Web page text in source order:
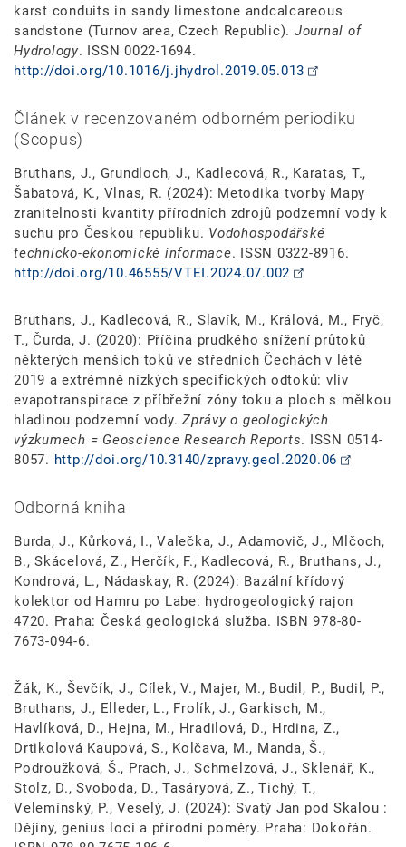
karst conduits in sandy limestone andcalcareous
sandstone (Turnov area, Czech Republic). Journal of
Hydrology. ISSN 0022-1694.
http://doi.org/10.1016/j.jhydrol.2019.05.013
Článek v recenzovaném odborném periodiku
(Scopus)
Bruthans, J., Grundloch, J., Kadlecová, R., Karatas, T.,
Šabatová, K., Vlnas, R. (2024): Metodika tvorby Mapy
zranitelnosti kvantity přírodních zdrojů podzemní vody k
suchu pro Českou republiku. Vodohospodářské
technicko-ekonomické informace. ISSN 0322-8916.
http://doi.org/10.46555/VTEI.2024.07.002
Bruthans, J., Kadlecová, R., Slavík, M., Králová, M., Fryč,
T., Čurda, J. (2020): Příčina prudkého snížení průtoků
některých menších toků ve středních Čechách v létě
2019 a extrémně nízkých specifických odtoků: vliv
evapotranspirace z příbřežní zóny toku a ploch s mělkou
hladinou podzemní vody. Zprávy o geologických
výzkumech = Geoscience Research Reports. ISSN 0514-
8057. http://doi.org/10.3140/zpravy.geol.2020.06
Odborná kniha
Burda, J., Kůrková, I., Valečka, J., Adamovič, J., Mlčoch,
B., Skácelová, Z., Herčík, F., Kadlecová, R., Bruthans, J.,
Kondrová, L., Nádaskay, R. (2024): Bazální křídový
kolektor od Hamru po Labe: hydrogeologický rajon
4720. Praha: Česká geologická služba. ISBN 978-80-
7673-094-6.
Žák, K., Ševčík, J., Cílek, V., Majer, M., Budil, P., Budil, P.,
Bruthans, J., Elleder, L., Frolík, J., Garkisch, M.,
Havlíková, D., Hejna, M., Hradilová, D., Hrdina, Z.,
Drtikolová Kaupová, S., Kolčava, M., Manda, Š.,
Podroužková, Š., Prach, J., Schmelzová, J., Sklenář, K.,
Stolz, D., Svoboda, D., Tasáryová, Z., Tichý, T.,
Velemínský, P., Veselý, J. (2024): Svatý Jan pod Skalou :
Dějiny, genius loci a přírodní poměry. Praha: Dokořán.